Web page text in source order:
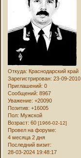
Откуда: Краснодарский край
Зарегистрирован: 23-09-2010
Приглашений: 0
Сообщений: 8967
Уважение: +20090
Позитив: +16005
Пол: Мужской
Возраст: 60[1966-02-12]
Провел на форуме:
4 месяца 2 дня
Последний визит:
28-03-2024 19:48:17